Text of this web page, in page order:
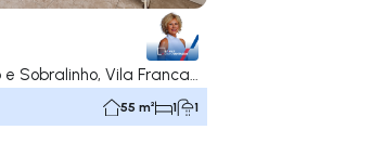
Alverca do Ribatejo e Sobralinho, Vila Franca de Xira
55 m² 1 1